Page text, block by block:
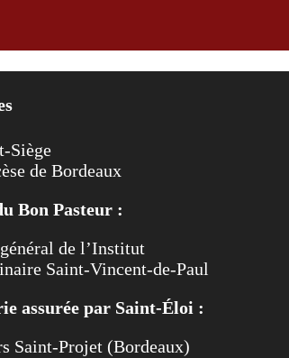
Siège
de Bordeaux
Bon Pasteur :
de l’Institut
Saint-Vincent-de-Paul
assurée par Saint-Éloi :
Saint-Projet (Bordeaux)